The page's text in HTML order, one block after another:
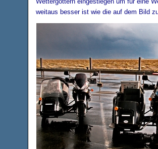
weitaus besser ist wie die auf dem Bild